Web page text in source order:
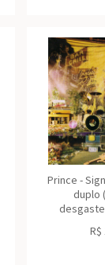
Prince -
duplo
R$